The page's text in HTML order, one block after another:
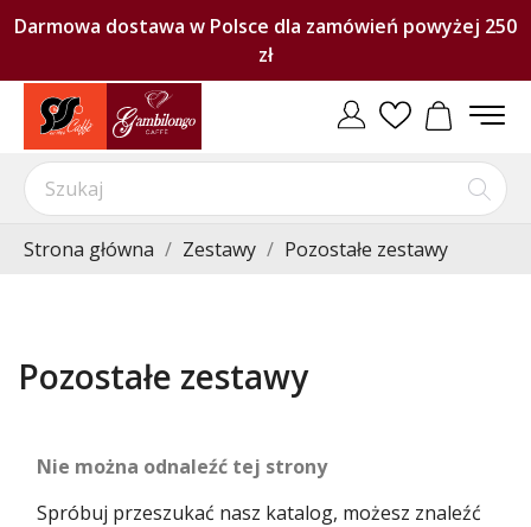
Darmowa dostawa w Polsce dla zamówień powyżej 250
zł
Strona główna Zestawy Pozostałe zestawy
Pozostałe zestawy
Nie można odnaleźć tej strony
Spróbuj przeszukać nasz katalog, możesz znaleźć